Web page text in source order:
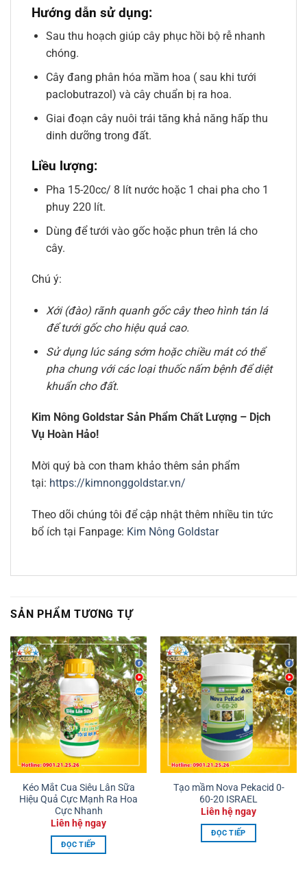
Hướng dẫn sử dụng:
Sau thu hoạch giúp cây phục hồi bộ rễ nhanh
chóng.
Cây đang phân hóa mầm hoa ( sau khi tưới
paclobutrazol) và cây chuẩn bị ra hoa.
Giai đoạn cây nuôi trái tăng khả năng hấp thu
dinh dưỡng trong đất.
Liều lượng:
Pha 15-20cc/ 8 lít nước hoặc 1 chai pha cho 1
phuy 220 lít.
Dùng để tưới vào gốc hoặc phun trên lá cho
cây.
Chú ý:
Xới (đào) rãnh quanh gốc cây theo hình tán lá
để tưới gốc cho hiệu quả cao.
Sử dụng lúc sáng sớm hoặc chiều mát có thể
pha chung với các loại thuốc nấm bệnh để diệt
khuẩn cho đất.
Kim Nông Goldstar Sản Phẩm Chất Lượng – Dịch
Vụ Hoàn Hảo!
Mời quý bà con tham khảo thêm sản phẩm
tại: https://kimnonggoldstar.vn/
Theo dõi chúng tôi để cập nhật thêm nhiều tin tức
bổ ích tại Fanpage: Kim Nông Goldstar
SẢN PHẨM TƯƠNG TỰ
Kéo Mắt Cua Siêu Lân Sữa
Hiệu Quả Cực Mạnh Ra Hoa
Cực Nhanh
Liên hệ ngay
ĐỌC TIẾP
Tạo mầm Nova Pekacid 0-
60-20 ISRAEL
Liên hệ ngay
ĐỌC TIẾP